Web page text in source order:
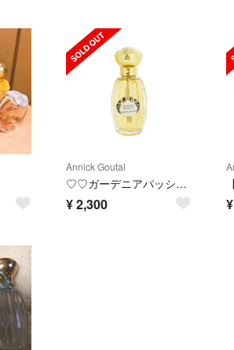
Annick Goutal
♡♡ガーデニアパッション・オードトワレ50ml♡♡
¥2,300 ¥